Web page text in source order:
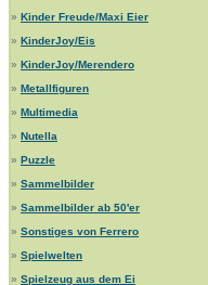
» Kinder Freude/Maxi Eier
» KinderJoy/Eis
» KinderJoy/Merendero
» Metallfiguren
» Multimedia
» Nutella
» Puzzle
» Sammelbilder
» Sammelbilder ab 50'er
» Sonstiges von Ferrero
» Spielwelten
» Spielzeug aus dem Ei